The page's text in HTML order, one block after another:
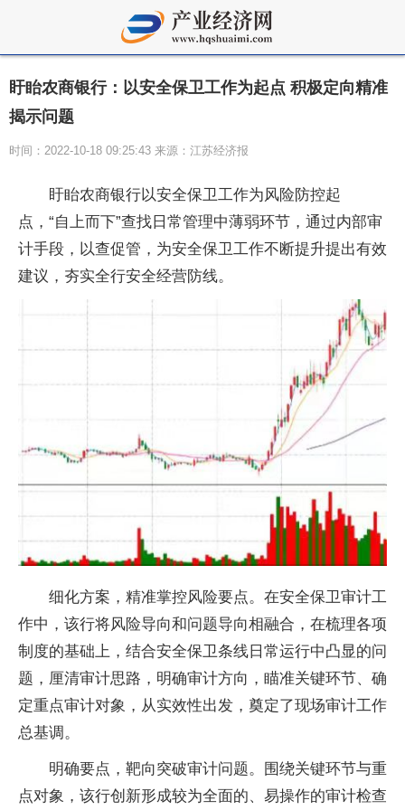
盱眙农商银行：以安全保卫工作为起点 积极定向精准
揭示问题
时间：2022-10-18 09:25:43 来源：江苏经济报
盱眙农商银行以安全保卫工作为风险防控起
点，“自上而下”查找日常管理中薄弱环节，通过内部审
计手段，以查促管，为安全保卫工作不断提升提出有效
建议，夯实全行安全经营防线。
细化方案，精准掌控风险要点。在安全保卫审计工
作中，该行将风险导向和问题导向相融合，在梳理各项
制度的基础上，结合安全保卫条线日常运行中凸显的问
题，厘清审计思路，明确审计方向，瞄准关键环节、确
定重点审计对象，从实效性出发，奠定了现场审计工作
总基调。
明确要点，靶向突破审计问题。围绕关键环节与重
点对象，该行创新形成较为全面的、易操作的审计检查